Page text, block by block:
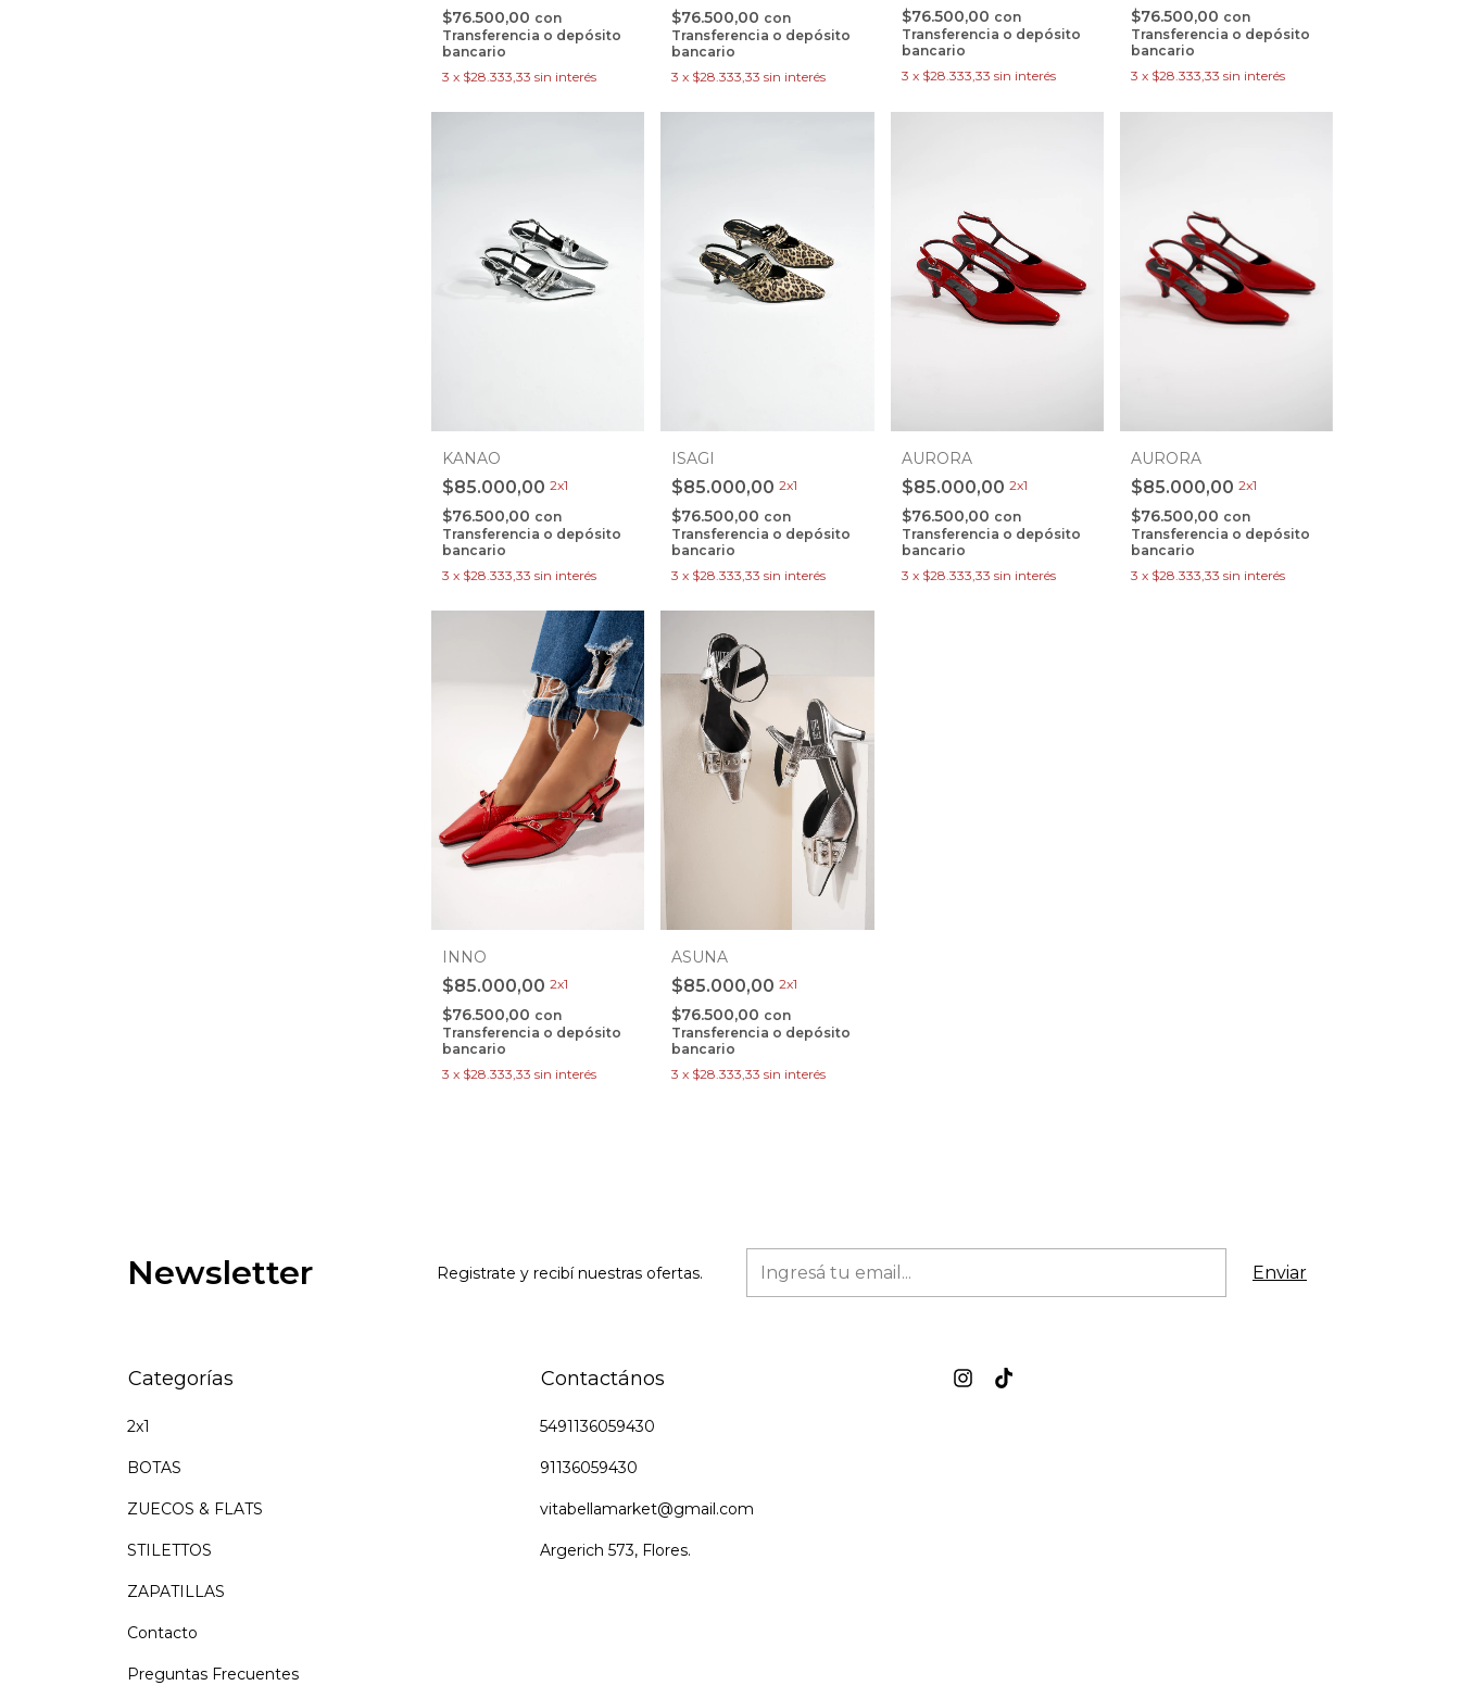
$76.500,00 con
Transferencia o depósito
bancario
3 x $28.333,33 sin interés
$76.500,00 con
Transferencia o depósito
bancario
3 x $28.333,33 sin interés
$76.500,00 con
Transferencia o depósito
bancario
3 x $28.333,33 sin interés
$76.500,00 con
Transferencia o depósito
bancario
3 x $28.333,33 sin interés
KANAO
$85.000,00 2x1
$76.500,00 con
Transferencia o depósito
bancario
3 x $28.333,33 sin interés
ISAGI
$85.000,002x1
$76.500,00 con
Transferencia o depósito
bancario
3 x $28.333,33 sin interés
AURORA
$85.000,00 2x1
$76.500,00 con
Transferencia o depósito
bancario
3 x $28.333,33 sin interés
AURORA
$85.000,00 2x1
$76.500,00 con
Transferencia o depósito
bancario
3 x $28.333,33 sin interés
INNO
$85.000,00 2x1
$76.500,00 con
Transferencia o depósito
bancario
3 x $28.333,33 sin interés
ASUNA
$85.000,002x1
$76.500,00 con
Transferencia o depósito
bancario
3 x $28.333,33 sin interés
Newsletter Registrate y recibí nuestras ofertas.
Categorías
2x1
BOTAS
ZUECOS & FLATS
STILETTOS
ZAPATILLAS
Contacto
Preguntas Frecuentes
Contactános
5491136059430
91136059430
vitabellamarket@gmail.com
Argerich 573, Flores.